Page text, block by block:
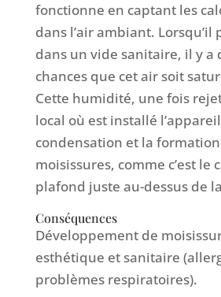
fonctionne en captant les
dans l’air ambiant. Lorsqu’il
dans un vide sanitaire, il y a
chances que cet air soit
Cette humidité, une fois
local où est installé
condensation et la
moisissures, comme c’est le
plafond juste au-dessus de
Conséquences
Développement de
esthétique et sanitaire
problèmes respiratoires).